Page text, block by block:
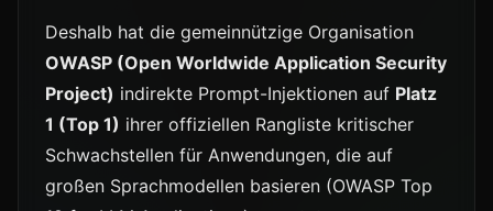
Deshalb hat die gemeinnützige Organisation
OWASP (Open Worldwide Application Security
Project) indirekte Prompt-Injektionen auf Platz
1 (Top 1) ihrer offiziellen Rangliste kritischer
Schwachstellen für Anwendungen, die auf
großen Sprachmodellen basieren (OWASP Top